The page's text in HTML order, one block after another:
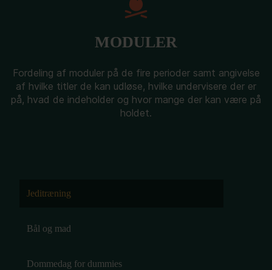
MODULER
Fordeling af moduler på de fire perioder samt angivelse
af hvilke titler de kan udløse, hvilke undervisere der er
på, hvad de indeholder og hvor mange der kan være på
holdet.
Jeditræning
Bål og mad
Dommedag for dummies